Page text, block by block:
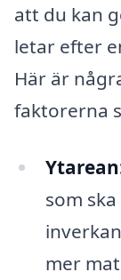
att du kan
letar efter
Här är
faktorerna
som
mer